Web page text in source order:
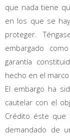
que nada tiene
en los que se
proteger.
embargado
garantía
hecho en el marco
El embargo ha
cautelar con el
Crédito éste que
demandado de